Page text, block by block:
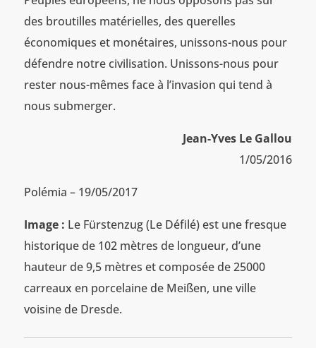
des broutilles matérielles, des querelles
économiques et monétaires, unissons-nous pour
défendre notre civilisation. Unissons-nous pour
rester nous-mêmes face à l’invasion qui tend à
nous submerger.
Jean-Yves Le Gallou
1/05/2016
Polémia – 19/05/2017
Image : Le Fürstenzug (Le Défilé) est une fresque
historique de 102 mètres de longueur, d’une
hauteur de 9,5 mètres et composée de 25000
carreaux en porcelaine de Meißen, une ville
voisine de Dresde.